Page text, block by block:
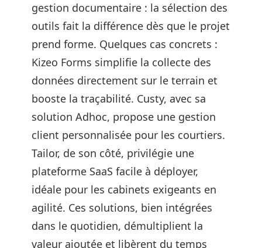
gestion documentaire : la sélection des
outils fait la différence dès que le projet
prend forme. Quelques cas concrets :
Kizeo Forms simplifie la collecte des
données directement sur le terrain et
booste la traçabilité. Custy, avec sa
solution Adhoc, propose une gestion
client personnalisée pour les courtiers.
Tailor, de son côté, privilégie une
plateforme SaaS facile à déployer,
idéale pour les cabinets exigeants en
agilité. Ces solutions, bien intégrées
dans le quotidien, démultiplient la
valeur ajoutée et libèrent du temps